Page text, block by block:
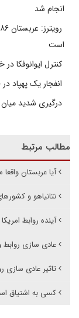
انجام شد
است
کنترل ایوانوفکا
انفجار یک پهپاد
درگیری شدید
مطالب مرتبط
آیا عربستان واقعا
نتانیاهو و
آینده روابط
عادی سازی روابط
تاثیر عادی سازی
کسی به اشتیاق